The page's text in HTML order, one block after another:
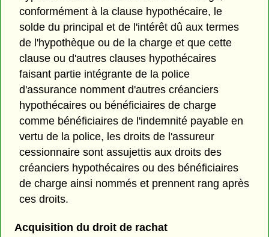
conformément à la clause hypothécaire, le
solde du principal et de l'intérêt dû aux termes
de l'hypothèque ou de la charge et que cette
clause ou d'autres clauses hypothécaires
faisant partie intégrante de la police
d'assurance nomment d'autres créanciers
hypothécaires ou bénéficiaires de charge
comme bénéficiaires de l'indemnité payable en
vertu de la police, les droits de l'assureur
cessionnaire sont assujettis aux droits des
créanciers hypothécaires ou des bénéficiaires
de charge ainsi nommés et prennent rang après
ces droits.
Acquisition du droit de rachat